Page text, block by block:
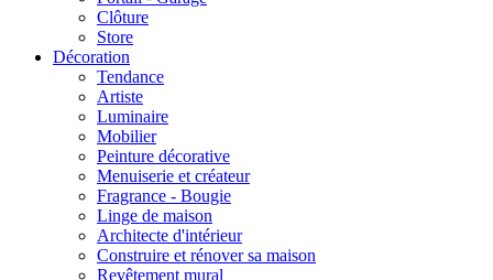
Clôture
Store
Décoration
Tendance
Artiste
Luminaire
Mobilier
Peinture décorative
Menuiserie et créateur
Fragrance - Bougie
Linge de maison
Architecte d'intérieur
Construire et rénover sa maison
Revêtement mural